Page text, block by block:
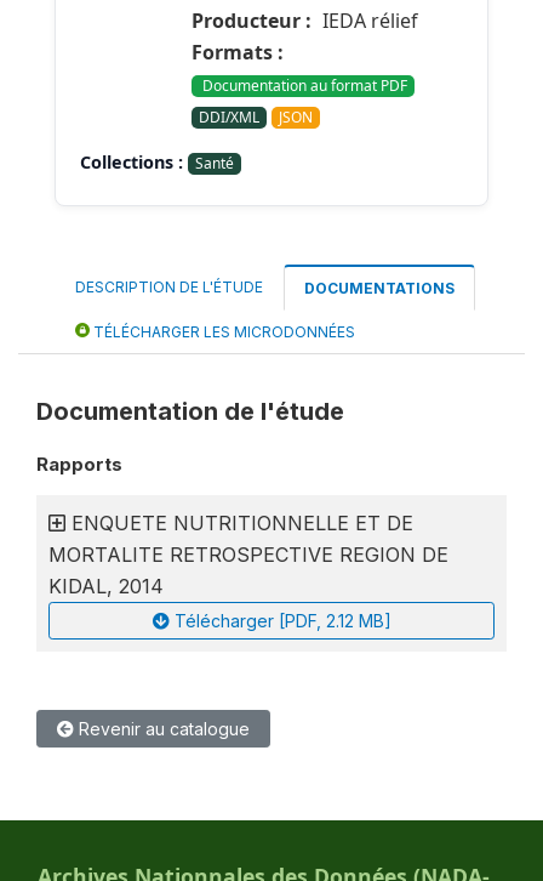
Producteur : IEDA rélief
Formats :
Documentation au format PDF
DDI/XML
JSON
Collections : Santé
DESCRIPTION DE L'ÉTUDE DOCUMENTATIONS
TÉLÉCHARGER LES MICRODONNÉES
Documentation de l'étude
Rapports
ENQUETE NUTRITIONNELLE ET DE
MORTALITE RETROSPECTIVE REGION DE
KIDAL, 2014
Télécharger [PDF, 2.12 MB]
Revenir au catalogue